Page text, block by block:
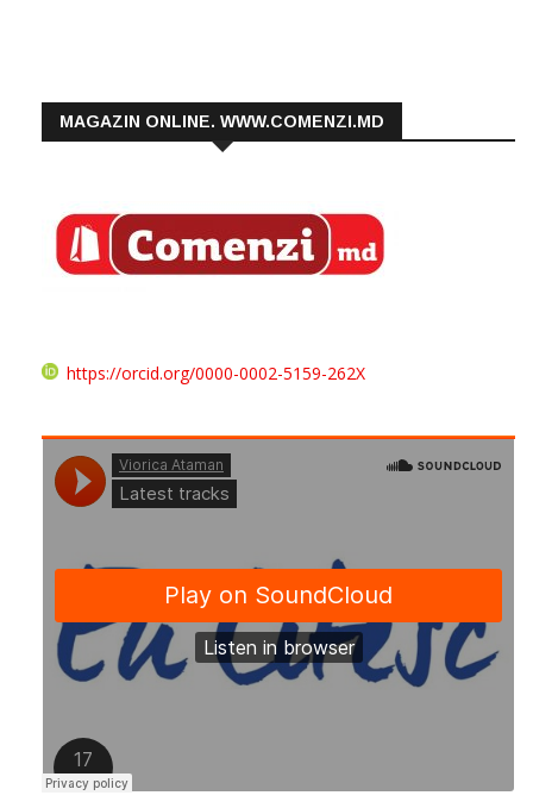
MAGAZIN ONLINE. WWW.COMENZI.MD
https://orcid.org/0000-0002-5159-262X